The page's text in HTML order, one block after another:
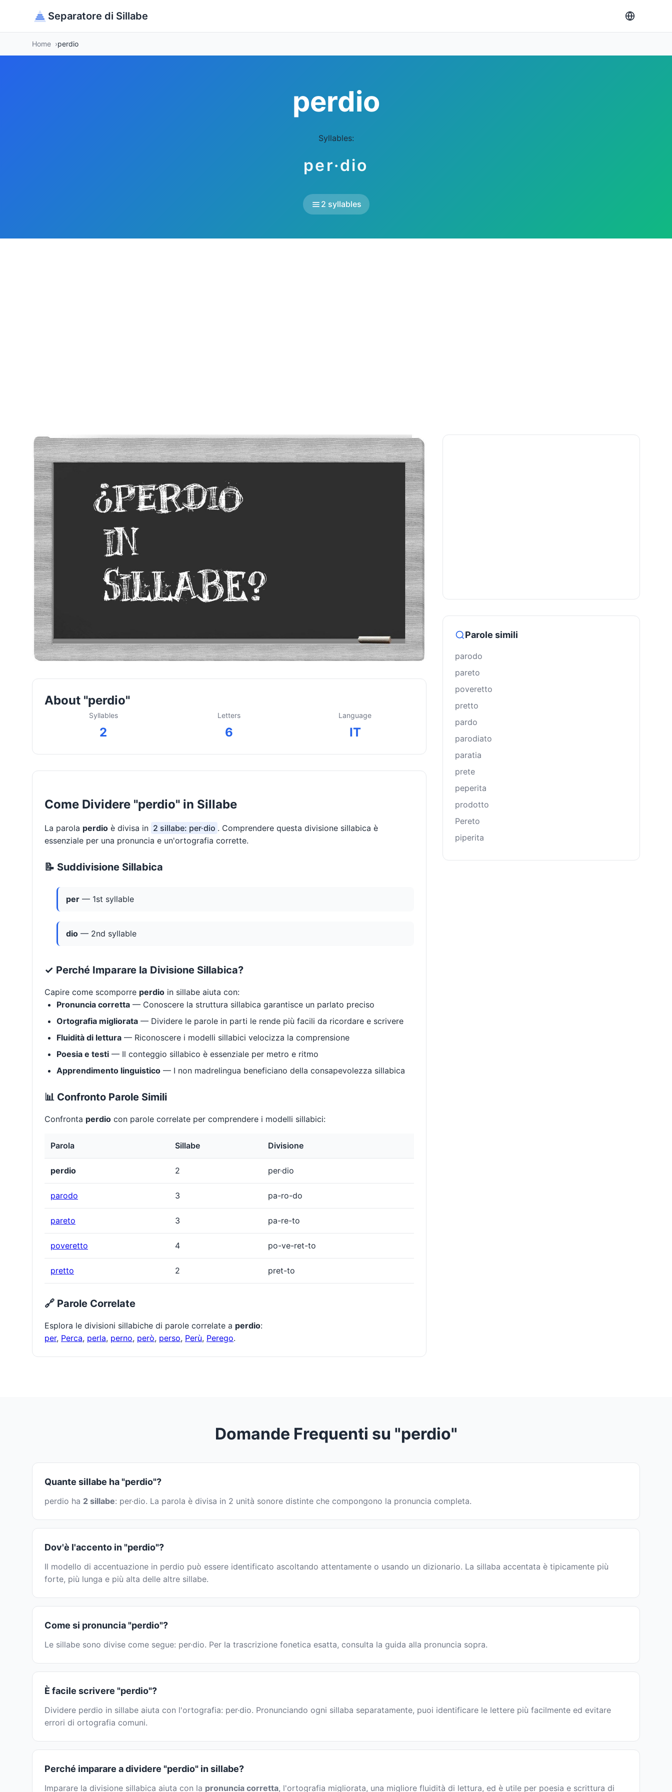
Separatore di Sillabe
Home perdio
perdio
Syllables:
per·dio
2 syllables
About "perdio"
Syllables
2
Letters
6
Language
IT
Come Dividere "perdio" in Sillabe
La parola perdio è divisa in 2 sillabe: per·dio . Comprendere questa divisione sillabica è
essenziale per una pronuncia e un'ortografia corrette.
📝 Suddivisione Sillabica
per — 1st syllable
dio — 2nd syllable
✓ Perché Imparare la Divisione Sillabica?
Capire come scomporre perdio in sillabe aiuta con:
Pronuncia corretta — Conoscere la struttura sillabica garantisce un parlato preciso
Ortografia migliorata — Dividere le parole in parti le rende più facili da ricordare e scrivere
Fluidità di lettura — Riconoscere i modelli sillabici velocizza la comprensione
Poesia e testi — Il conteggio sillabico è essenziale per metro e ritmo
Apprendimento linguistico — I non madrelingua beneficiano della consapevolezza sillabica
📊 Confronto Parole Simili
Confronta perdio con parole correlate per comprendere i modelli sillabici:
Parola Sillabe Divisione
perdio 2 per·dio
parodo 3 pa-ro-do
pareto 3 pa-re-to
poveretto 4 po-ve-ret-to
pretto 2 pret-to
🔗 Parole Correlate
Esplora le divisioni sillabiche di parole correlate a perdio:
per, Perca, perla, perno, però, perso, Perù, Perego.
Parole simili
parodo
pareto
poveretto
pretto
pardo
parodiato
paratia
prete
peperita
prodotto
Pereto
piperita
Domande Frequenti su "perdio"
Quante sillabe ha "perdio"?
perdio ha 2 sillabe: per·dio. La parola è divisa in 2 unità sonore distinte che compongono la pronuncia completa.
Dov'è l'accento in "perdio"?
Il modello di accentuazione in perdio può essere identificato ascoltando attentamente o usando un dizionario. La sillaba accentata è tipicamente più
forte, più lunga e più alta delle altre sillabe.
Come si pronuncia "perdio"?
Le sillabe sono divise come segue: per·dio. Per la trascrizione fonetica esatta, consulta la guida alla pronuncia sopra.
È facile scrivere "perdio"?
Dividere perdio in sillabe aiuta con l'ortografia: per·dio. Pronunciando ogni sillaba separatamente, puoi identificare le lettere più facilmente ed evitare
errori di ortografia comuni.
Perché imparare a dividere "perdio" in sillabe?
Imparare la divisione sillabica aiuta con la pronuncia corretta, l'ortografia migliorata, una migliore fluidità di lettura, ed è utile per poesia e scrittura di